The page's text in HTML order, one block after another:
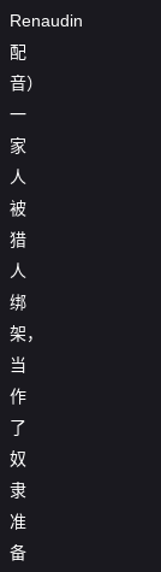
Renaudin
配
音）
一
家
人
被
猎
人
绑
架，
当
作
了
奴
隶
准
备